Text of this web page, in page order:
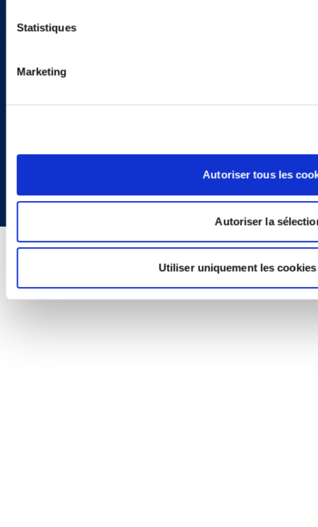
Statistiques
Marketing
Autoriser tous les
Autoriser la
Utiliser uniquement les
Informations Réglementaires